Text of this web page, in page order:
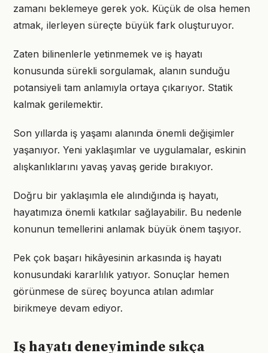
zamanı beklemeye gerek yok. Küçük de olsa hemen
atmak, ilerleyen süreçte büyük fark oluşturuyor.
Zaten bilinenlerle yetinmemek ve iş hayatı
konusunda sürekli sorgulamak, alanın sunduğu
potansiyeli tam anlamıyla ortaya çıkarıyor. Statik
kalmak gerilemektir.
Son yıllarda iş yaşamı alanında önemli değişimler
yaşanıyor. Yeni yaklaşımlar ve uygulamalar, eskinin
alışkanlıklarını yavaş yavaş geride bırakıyor.
Doğru bir yaklaşımla ele alındığında iş hayatı,
hayatımıza önemli katkılar sağlayabilir. Bu nedenle
konunun temellerini anlamak büyük önem taşıyor.
Pek çok başarı hikâyesinin arkasında iş hayatı
konusundaki kararlılık yatıyor. Sonuçlar hemen
görünmese de süreç boyunca atılan adımlar
birikmeye devam ediyor.
Iş hayatı deneyiminde sıkça